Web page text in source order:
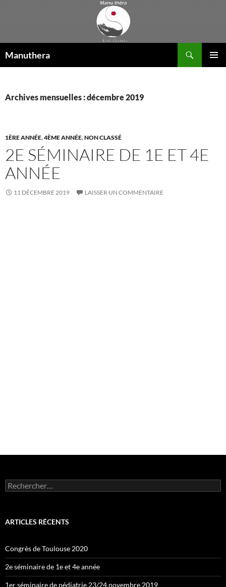
Manuthera
Archives mensuelles : décembre 2019
1ÈRE ANNÉE,4ÈME ANNÉE,NON CLASSÉ
2E SÉMINAIRE DE 1E ET 4E
ANNÉE
11 DÉCEMBRE 2019 LAISSER UN COMMENTAIRE
Rechercher :
ARTICLES RÉCENTS
Congrès de Toulouse 2020
2e séminaire de 1e et 4e année
1er séminaire de pédiatrie 23/24 novembre 2019